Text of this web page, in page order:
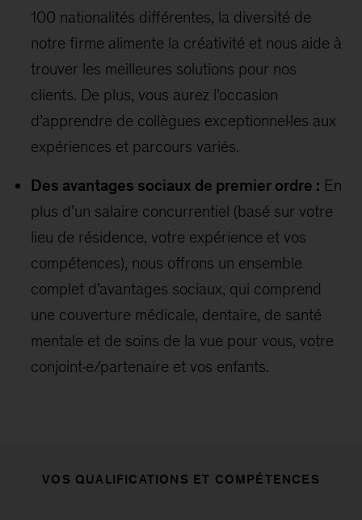
100 nationalités différentes, la diversité de
notre firme alimente la créativité et nous aide à
trouver les meilleures solutions pour nos
clients. De plus, vous aurez l’occasion
d’apprendre de collègues exceptionnel·les aux
expériences et parcours variés.
Des avantages sociaux de premier ordre : En
plus d’un salaire concurrentiel (basé sur votre
lieu de résidence, votre expérience et vos
compétences), nous offrons un ensemble
complet d’avantages sociaux, qui comprend
une couverture médicale, dentaire, de santé
mentale et de soins de la vue pour vous, votre
conjoint·e/partenaire et vos enfants.
VOS QUALIFICATIONS ET COMPÉTENCES